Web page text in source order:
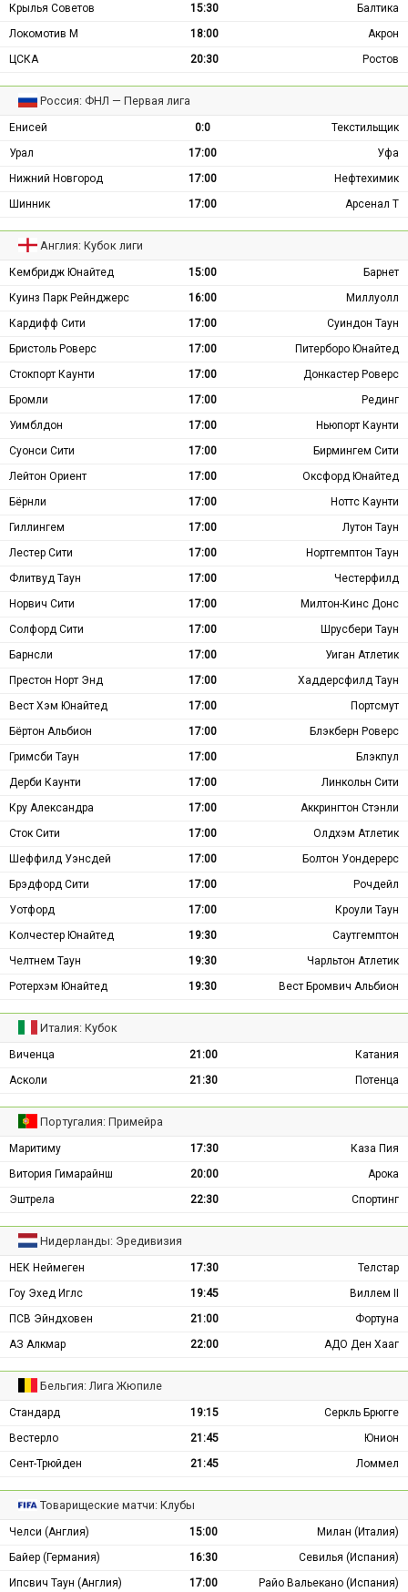
Крылья Советов 15:30
Балтика
Локомотив М
18:00
Акрон
ЦСКА
20:30 Ростов
Россия: ФНЛ — Первая лига
Енисей 0:0
Текстильщик
Урал
17:00
Уфа
Нижний Новгород
17:00
Нефтехимик
Шинник
17:00 Арсенал Т
Англия: Кубок лиги
Кембридж Юнайтед 15:00
Барнет
Куинз Парк Рейнджерс
16:00
Миллуолл
Кардифф Сити
17:00
Суиндон Таун
Бристоль Роверс
17:00
Питерборо Юнайтед
Стокпорт Каунти
17:00
Донкастер Роверс
Бромли
17:00
Рединг
Уимблдон
17:00
Ньюпорт Каунти
Суонси Сити
17:00
Бирмингем Сити
Лейтон Ориент
17:00
Оксфорд Юнайтед
Бёрнли
17:00
Ноттс Каунти
Гиллингем
17:00
Лутон Таун
Лестер Сити
17:00
Нортгемптон Таун
Флитвуд Таун
17:00
Честерфилд
Норвич Сити
17:00
Милтон-Кинс Донс
Солфорд Сити
17:00
Шрусбери Таун
Барнсли
17:00
Уиган Атлетик
Престон Норт Энд
17:00
Хаддерсфилд Таун
Вест Хэм Юнайтед
17:00
Портсмут
Бёртон Альбион
17:00
Блэкберн Роверс
Гримсби Таун
17:00
Блэкпул
Дерби Каунти
17:00
Линкольн Сити
Кру Александра
17:00
Аккрингтон Стэнли
Сток Сити
17:00
Олдхэм Атлетик
Шеффилд Уэнсдей
17:00
Болтон Уондерерс
Брэдфорд Сити
17:00
Рочдейл
Уотфорд
17:00
Кроули Таун
Колчестер Юнайтед
19:30
Саутгемптон
Челтнем Таун
19:30
Чарльтон Атлетик
Ротерхэм Юнайтед
19:30 Вест Бромвич Альбион
Италия: Кубок
Виченца 21:00
Катания
Асколи
21:30 Потенца
Португалия: Примейра
Маритиму 17:30
Каза Пия
Витория Гимарайнш
20:00
Арока
Эштрела
22:30 Спортинг
Нидерланды: Эредивизия
НЕК Неймеген 17:30
Телстар
Гоу Эхед Иглс
19:45
Виллем II
ПСВ Эйндховен
21:00
Фортуна
АЗ Алкмар
22:00 АДО Ден Хааг
Бельгия: Лига Жюпиле
Стандард 19:15
Серкль Брюгге
Вестерло
21:45
Юнион
Сент-Трюйден
21:45 Ломмел
Товарищеские матчи: Клубы
Челси (Англия) 15:00
Милан (Италия)
Байер (Германия)
16:30
Севилья (Испания)
Ипсвич Таун (Англия)
17:00 Райо Вальекано (Испания)